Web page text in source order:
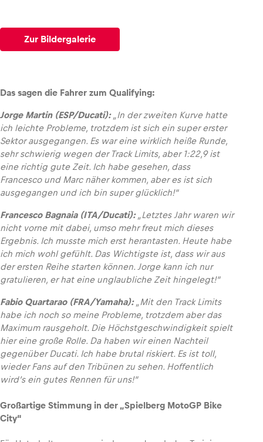
Zur Bildergalerie
Das sagen die Fahrer zum Qualifying:
Jorge Martin (ESP/Ducati):„In der zweiten Kurve hatte
ich leichte Probleme, trotzdem ist sich ein super erster
Sektor ausgegangen. Es war eine wirklich heiße Runde,
sehr schwierig wegen der Track Limits, aber 1:22,9 ist
eine richtig gute Zeit. Ich habe gesehen, dass
Francesco und Marc näher kommen, aber es ist sich
ausgegangen und ich bin super glücklich!“
Francesco Bagnaia (ITA/Ducati):„Letztes Jahr waren wir
nicht vorne mit dabei, umso mehr freut mich dieses
Ergebnis. Ich musste mich erst herantasten. Heute habe
ich mich wohl gefühlt. Das Wichtigste ist, dass wir aus
der ersten Reihe starten können. Jorge kann ich nur
gratulieren, er hat eine unglaubliche Zeit hingelegt!“
Fabio Quartarao (FRA/Yamaha):„Mit den Track Limits
habe ich noch so meine Probleme, trotzdem aber das
Maximum rausgeholt. Die Höchstgeschwindigkeit spielt
hier eine große Rolle. Da haben wir einen Nachteil
gegenüber Ducati. Ich habe brutal riskiert. Es ist toll,
wieder Fans auf den Tribünen zu sehen. Hoffentlich
wird’s ein gutes Rennen für uns!“
Großartige Stimmung in der „Spielberg MotoGP Bike
City“